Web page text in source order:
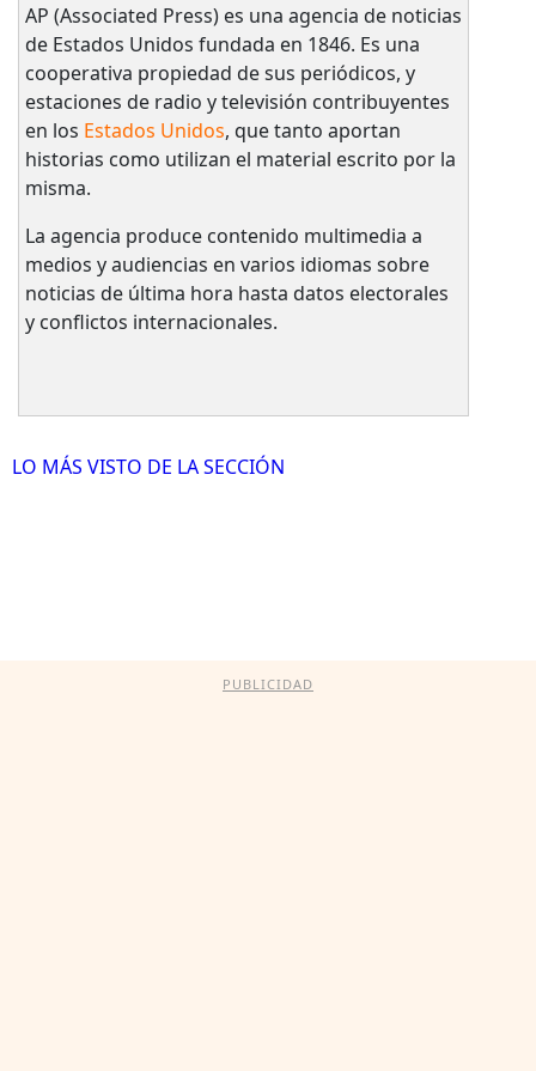
AP (Associated Press) es una agencia de noticias
de Estados Unidos fundada en 1846. Es una
cooperativa propiedad de sus periódicos, y
estaciones de radio y televisión contribuyentes
en los Estados Unidos, que tanto aportan
historias como utilizan el material escrito por la
misma.
La agencia produce contenido multimedia a
medios y audiencias en varios idiomas sobre
noticias de última hora hasta datos electorales
y conflictos internacionales.
LO MÁS VISTO DE LA SECCIÓN
PUBLICIDAD